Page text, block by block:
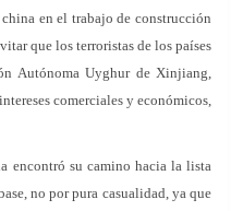
en el trabajo de construcción
que los terroristas de los países
Autónoma Uyghur de Xinjiang,
comerciales y económicos,
encontró su camino hacia la lista
no por pura casualidad, ya que